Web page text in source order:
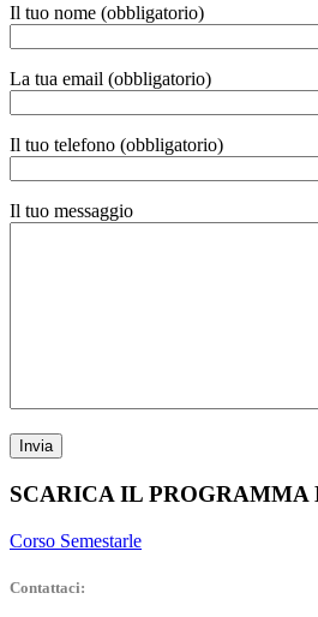
Il tuo nome (obbligatorio)
La tua email (obbligatorio)
Il tuo telefono (obbligatorio)
Il tuo messaggio
SCARICA IL PROGRAMMA
Corso Semestarle
Contattaci: